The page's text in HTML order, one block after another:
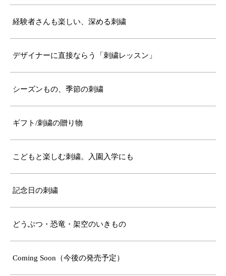
経験者さんも楽しい、深める刺繍
デザイナーに直接ならう「刺繍レッスン」
シーズンもの、季節の刺繍
ギフト/刺繍の贈り物
こどもと楽しむ刺繍。入園入学にも
記念日の刺繍
どうぶつ・恐竜・架空のいきもの
Coming Soon（今後の発売予定）